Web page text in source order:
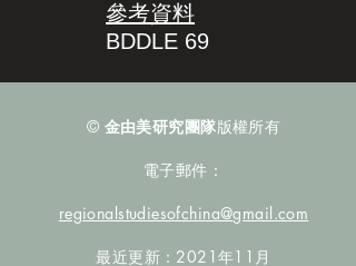
參考資料
BDDLE 69
© 金由美研究團隊版權所有
電子郵件：
regionalstudiesofchina@gmail.com
最近更新：2021年11月